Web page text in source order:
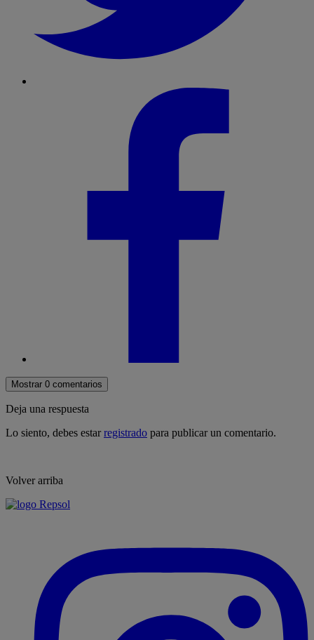
Mostrar 0 comentarios
Deja una respuesta
Lo siento, debes estarregistrado para publicar un comentario.
Volver arriba